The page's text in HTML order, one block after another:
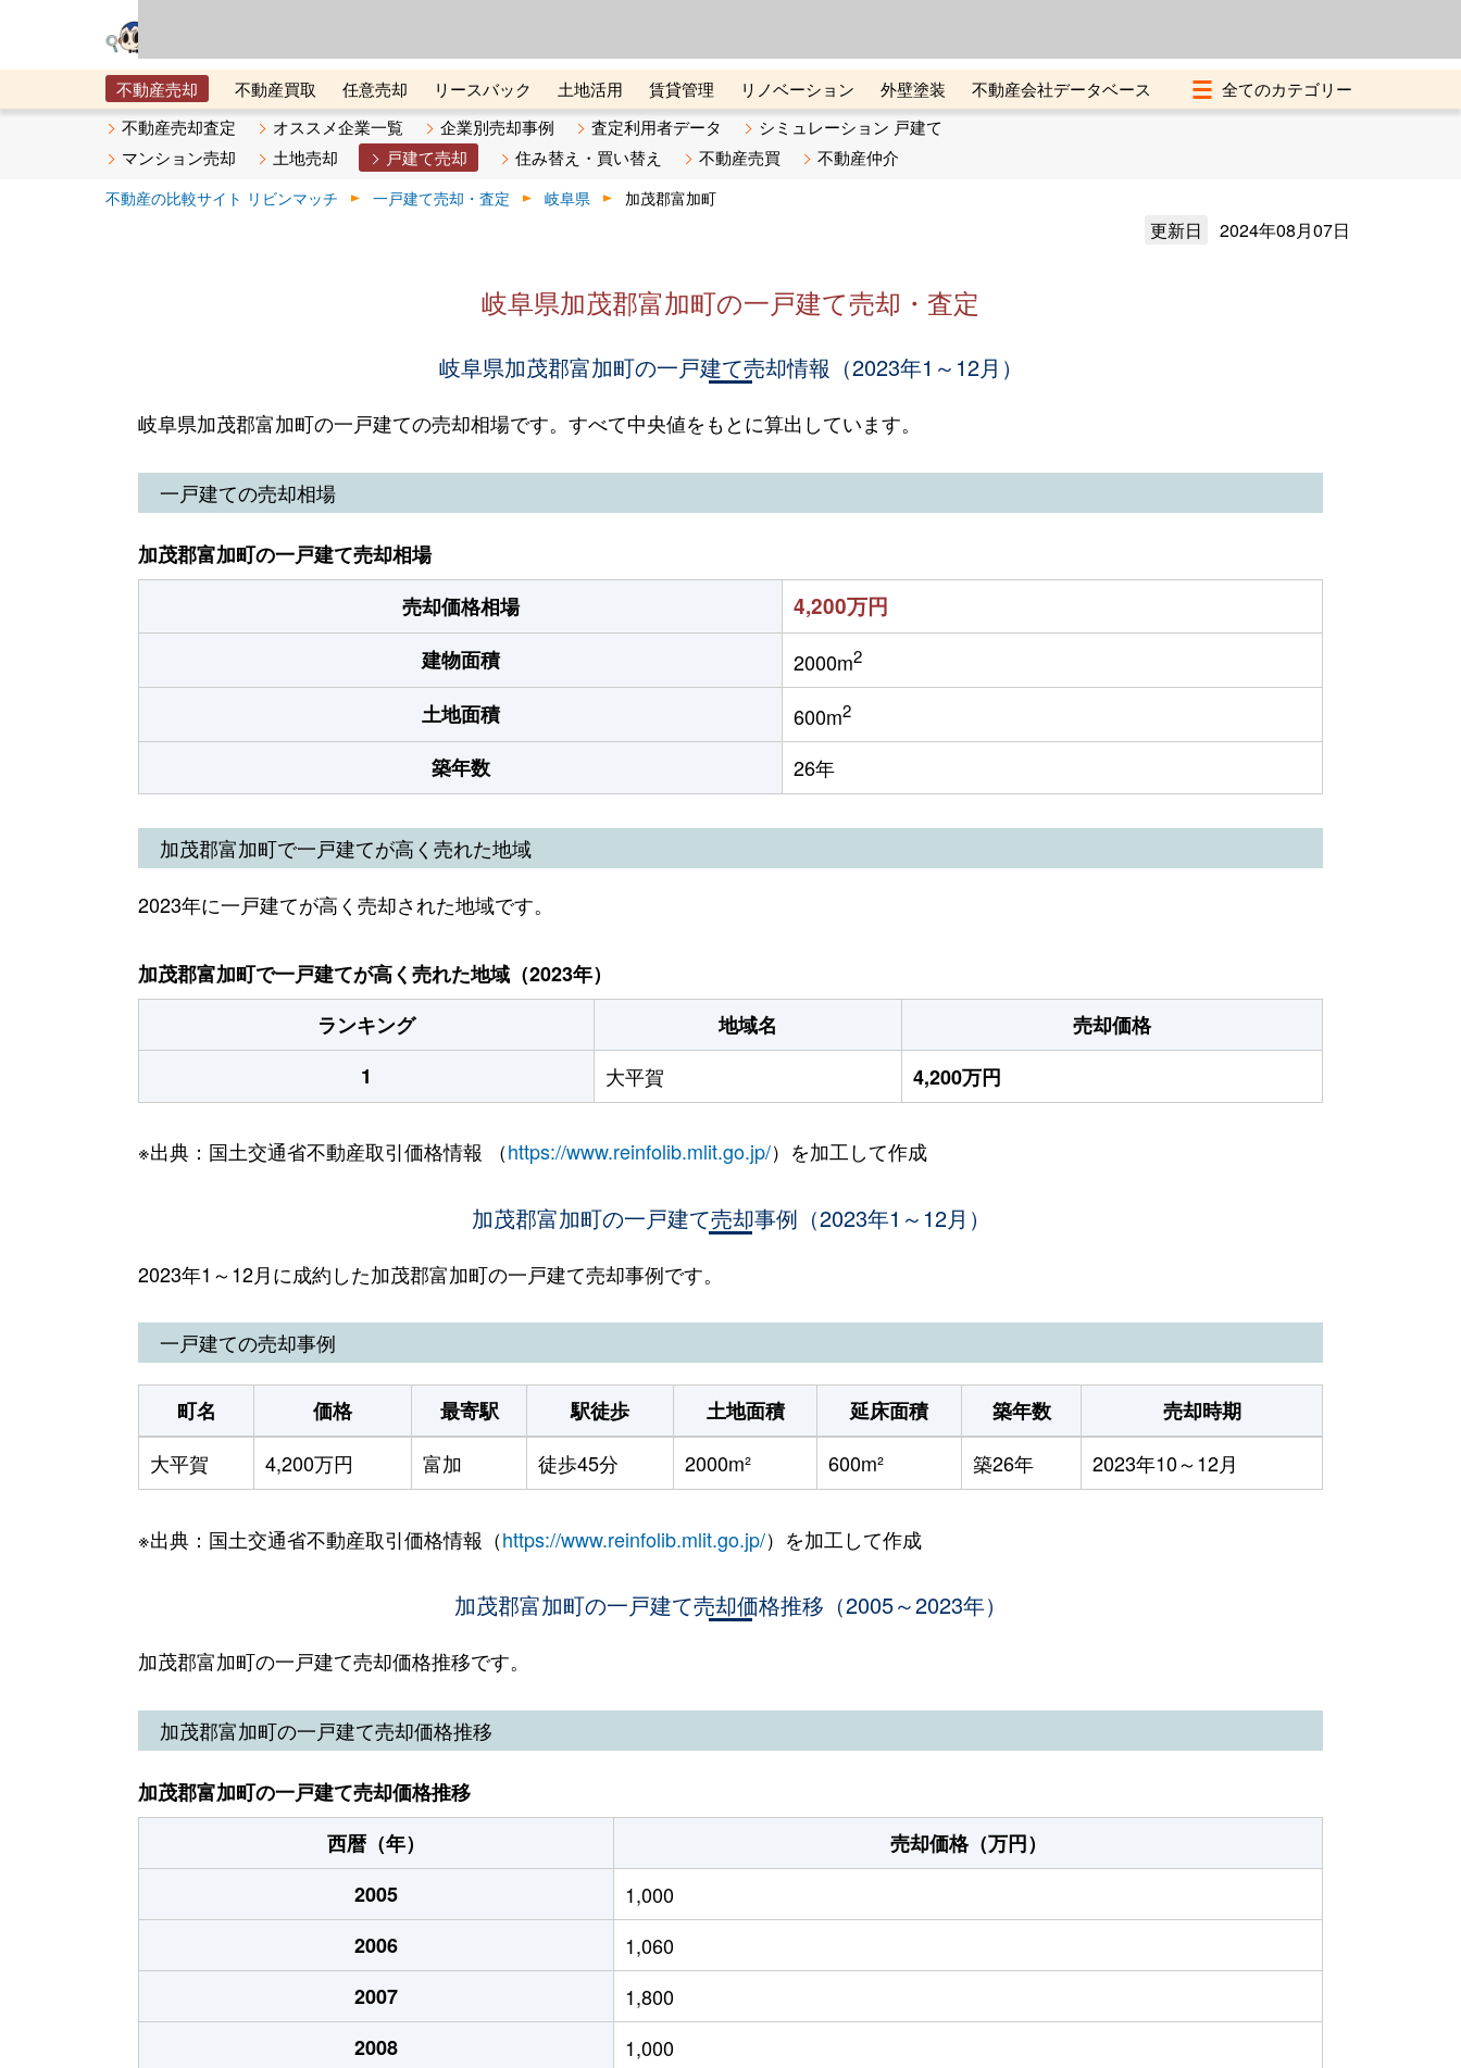
不動産売却 不動産買取 任意売却 リースバック 土地活用 賃貸管理 リノベーション 外壁塗装
不動産会社データベース
メタ住宅展示場
ベスト不動産カンパニー オンライン講座 リビンマガジンBiz 不動産売却ご相談デスク
不動産売却査定 オススメ企業一覧 企業別売却事例 査定利用者データ
シミュレーション 戸建て
マンション売却
土地売却 戸建て売却 住み替え・買い替え 不動産売買 不動産仲介
不動産の比較サイト リビンマッチ 一戸建て売却・査定 岐阜県 加茂郡富加町
更新日 2024年08月07日
岐阜県加茂郡富加町の一戸建て売却・査定
岐阜県加茂郡富加町の一戸建て売却情報（2023年1～12月）
岐阜県加茂郡富加町の一戸建ての売却相場です。すべて中央値をもとに算出しています。
一戸建ての売却相場
加茂郡富加町の一戸建て売却相場
売却価格相場
4,200万円
建物面積 2000m2
土地面積 600m2
築年数 26年
加茂郡富加町で一戸建てが高く売れた地域
2023年に一戸建てが高く売却された地域です。
加茂郡富加町で一戸建てが高く売れた地域（2023年）
ランキング
地域名
売却価格
1
大平賀 4,200万円
※出典：国土交通省不動産取引価格情報 （https://www.reinfolib.mlit.go.jp/）を加工して作成
加茂郡富加町の一戸建て売却事例（2023年1～12月）
2023年1～12月に成約した加茂郡富加町の一戸建て売却事例です。
一戸建ての売却事例
町名 価格 最寄駅 駅徒歩 土地面積 延床面積 築年数
売却時期
大平賀
4,200万円 富加 徒歩45分 2000m² 600m² 築26年 2023年10～12月
※出典：国土交通省不動産取引価格情報（https://www.reinfolib.mlit.go.jp/）を加工して作成
加茂郡富加町の一戸建て売却価格推移（2005～2023年）
加茂郡富加町の一戸建て売却価格推移です。
加茂郡富加町の一戸建て売却価格推移
加茂郡富加町の一戸建て売却価格推移
西暦（年）
売却価格（万円）
2005
1,000
2006
1,060
2007
1,800
2008
1,000